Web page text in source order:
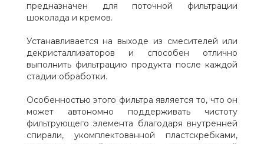
предназначен для поточной фильтрации
шоколада и кремов.
Устанавливается на выходе из смесителей или
декристаллизаторов и способен отлично
выполнить фильтрацию продукта после каждой
стадии обработки.
Особенностью этого фильтра является то, что он
может автономно поддерживать чистоту
фильтрующего элемента благодаря внутренней
спирали, укомплектованной пластскребками,